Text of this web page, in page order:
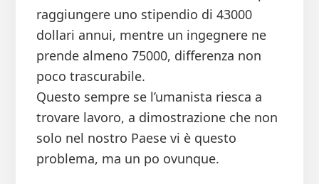
raggiungere uno stipendio di 43000
dollari annui, mentre un ingegnere ne
prende almeno 75000, differenza non
poco trascurabile.
Questo sempre se l’umanista riesca a
trovare lavoro, a dimostrazione che non
solo nel nostro Paese vi è questo
problema, ma un po ovunque.